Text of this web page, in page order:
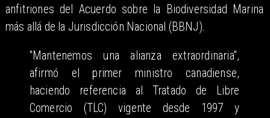
anfitriones del Acuerdo sobre la Biodiversidad Marina
más allá de la Jurisdicción Nacional (BBNJ).
"Mantenemos una alianza extraordinaria",
afirmó el primer ministro canadiense,
haciendo referencia al Tratado de Libre
Comercio (TLC) vigente desde 1997 y